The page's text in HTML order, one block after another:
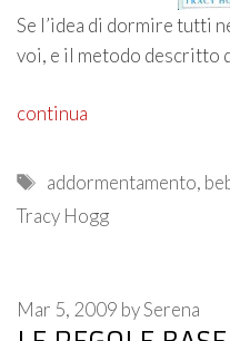
Se l’idea di dormire tutti
voi, e il metodo descritto
continua
Tags
addormentamento,
Tracy Hogg
Mar 5, 2009 bySerena